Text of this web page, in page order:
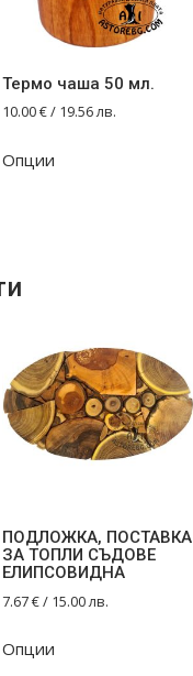
Термо чаша 50 мл.
10.00€/ 19.56 лв.
Опции
ПОДЛОЖКА, ПОСТАВКА
ЗА ТОПЛИ СЪДОВЕ
ЕЛИПСОВИДНА
7.67€/ 15.00 лв.
Опции